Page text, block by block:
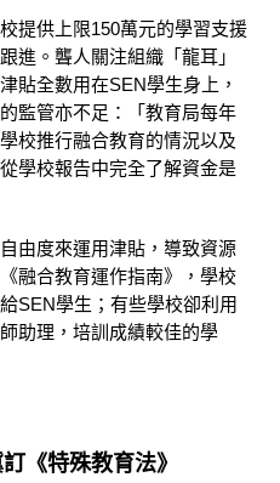
提供上限150萬元的學習支援
進。聾人關注組織「龍耳」
貼全數用在SEN學生身上，
監管亦不足：「教育局每年
校推行融合教育的情況以及
學校報告中完全了解資金是
由度來運用津貼，導致資源
融合教育運作指南》，學校
SEN學生；有些學校卻利用
助理，培訓成績較佳的學
《特殊教育法》